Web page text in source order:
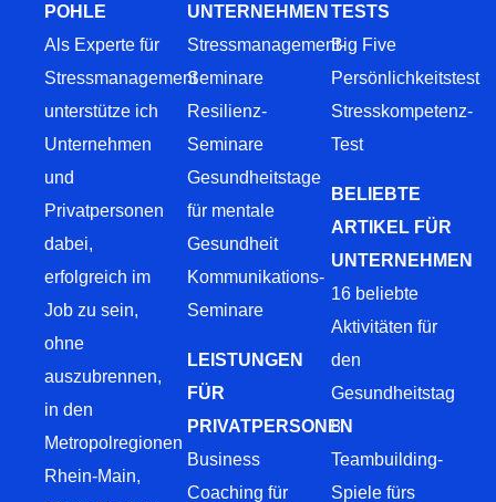
POHLE
Als Experte für
Stressmanagement
unterstütze ich
Unternehmen
und
Privatpersonen
dabei,
erfolgreich im
Job zu sein,
ohne
auszubrennen,
in den
Metropolregionen
Rhein-Main,
UNTERNEHMEN
Stressmanagement-
Seminare
Resilienz-
Seminare
Gesundheitstage
für mentale
Gesundheit
Kommunikations-
Seminare
LEISTUNGEN
FÜR
PRIVATPERSONEN
Business
Coaching für
TESTS
Big Five
Persönlichkeitstest
Stresskompetenz-
Test
BELIEBTE
ARTIKEL FÜR
UNTERNEHMEN
16 beliebte
Aktivitäten für
den
Gesundheitstag
8
Teambuilding-
Spiele fürs